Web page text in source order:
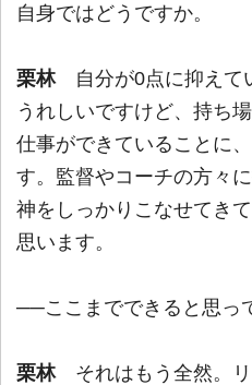
自身ではどうですか。
栗林自分が0点に抑えて
うれしいですけど、持ち
仕事ができていることに
す。監督やコーチの方々
神をしっかりこなせてき
思います。
──ここまでできると思っ
栗林それはもう全然。リ